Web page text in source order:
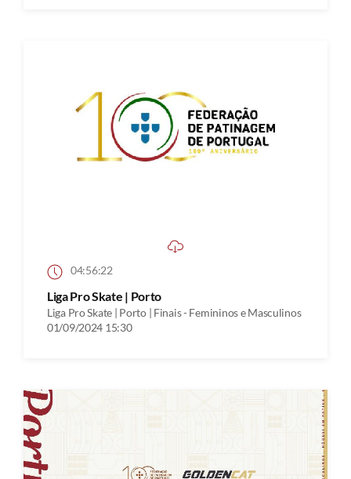
04:56:22
Liga Pro Skate | Porto
Liga Pro Skate | Porto | Finais - Femininos e Masculinos
01/09/2024 15:30